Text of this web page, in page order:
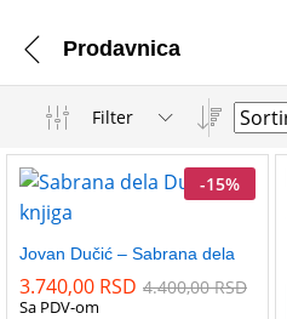
Prodavnica
Filter
-15%
Jovan Dučić – Sabrana dela
3.740,00 RSD 4.400,00RSD
Sa PDV-om